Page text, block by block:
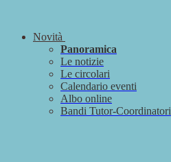
Novità
Panoramica
Le notizie
Le circolari
Calendario eventi
Albo online
Bandi Tutor-Coordinatori